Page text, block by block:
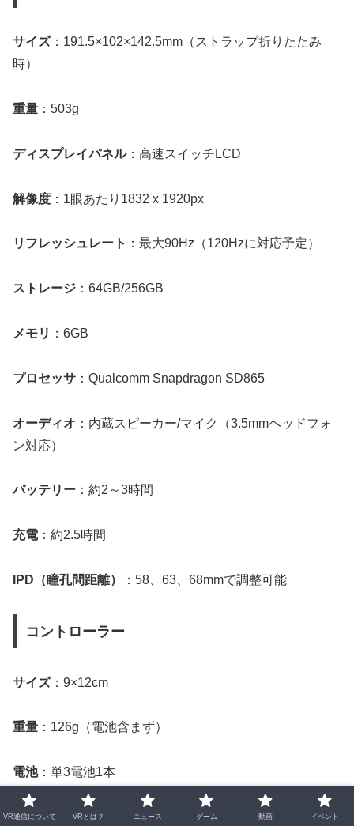
サイズ：191.5×102×142.5mm（ストラップ折りたたみ
時）
重量 ：503g
ディスプレイパネル：高速スイッチLCD
解像度 ：1眼あたり1832 x 1920px
リフレッシュレート ：最大90Hz（120Hzに対応予定）
ストレージ ：64GB/256GB
メモリ ：6GB
プロセッサ ：Qualcomm Snapdragon SD865
オーディオ ：内蔵スピーカー/マイク（3.5mmヘッドフォ
ン対応）
バッテリー ：約2～3時間
充電：約2.5時間
IPD（瞳孔間距離） ：58、63、68mmで調整可能
コントローラー
サイズ：9×12cm
重量 ：126g（電池含まず）
電池：単3電池1本
VR通信について VRとは？ ニュース ゲーム 動画 イベント